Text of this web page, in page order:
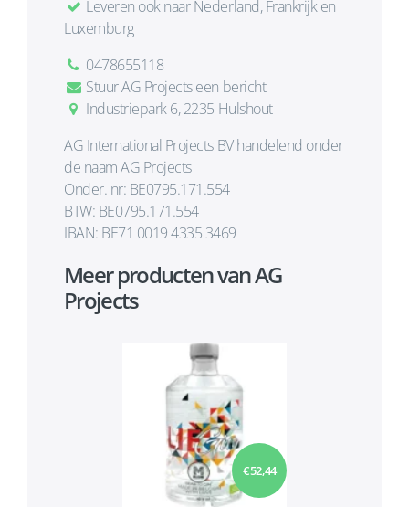
Leveren ook naar Nederland, Frankrijk en
Luxemburg
0478655118
Stuur AG Projects een bericht
Industriepark 6, 2235 Hulshout
AG International Projects BV handelend onder
de naam AG Projects
Onder. nr: BE0795.171.554
BTW: BE0795.171.554
IBAN: BE71 0019 4335 3469
Meer producten van AG
Projects
€ 52,44